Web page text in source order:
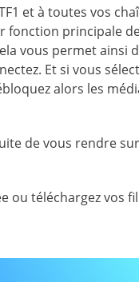
et à toutes vos
fonction principale
vous permet ainsi
Et si vous
alors les
de vous rendre
téléchargez vos